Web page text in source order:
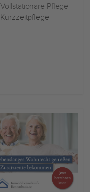
Vollstationäre Pflege
Kurzzeitpflege